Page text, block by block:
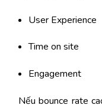
User Experience
Time on site
Engagement
Nếu bounce rate